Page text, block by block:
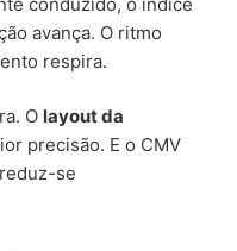
avança. O ritmo
respira.
O layout da
precisão. E o CMV
se